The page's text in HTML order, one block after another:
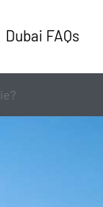
Dubai FAQs